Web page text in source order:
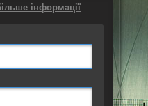
інформації